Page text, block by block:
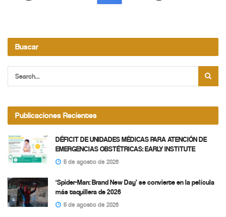
Buscar
Publicaciones Recientes
DÉFICIT DE UNIDADES MÉDICAS PARA ATENCIÓN DE
EMERGENCIAS OBSTÉTRICAS: EARLY INSTITUTE
5 de agosto de 2026
‘Spider-Man: Brand New Day’ se convierte en la película
más taquillera de 2026
5 de agosto de 2026